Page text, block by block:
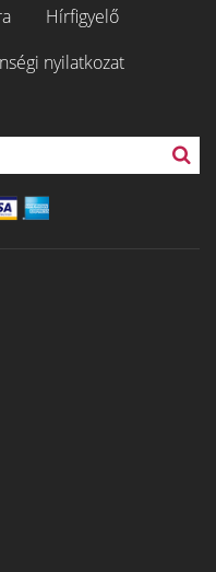
Hírfigyelő
nyilatkozat